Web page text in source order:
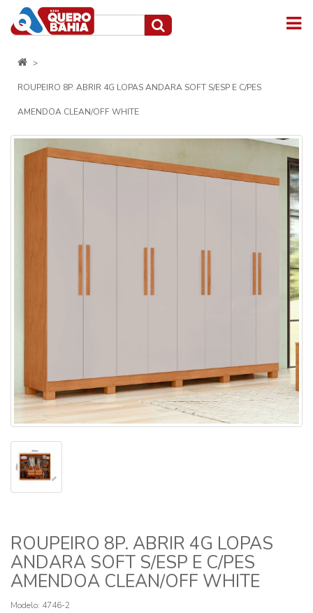
ROUPEIRO 8P. ABRIR 4G LOPAS ANDARA SOFT S/ESP E C/PES
AMENDOA CLEAN/OFF WHITE
ROUPEIRO 8P. ABRIR 4G LOPAS
ANDARA SOFT S/ESP E C/PES
AMENDOA CLEAN/OFF WHITE
Modelo: 4746-2